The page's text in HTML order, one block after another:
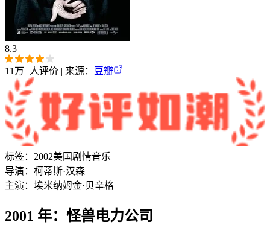
8.3
11万+人评价 | 来源： 豆瓣
标签： 2002美国 剧情音乐
导演： 柯蒂斯·汉森
主演： 埃米纳姆金·贝辛格
2001 年：怪兽电力公司